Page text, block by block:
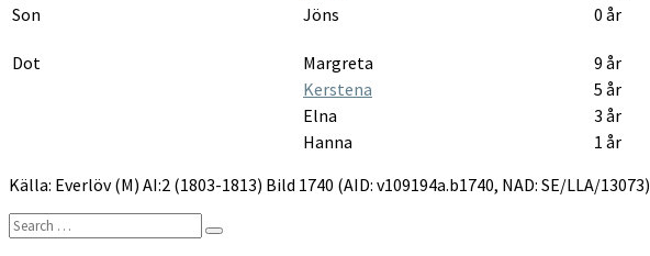
Son
Jöns 0 år
Dot
Margreta 9 år
Kerstena
5 år
Elna
3 år
Hanna
1 år
Källa: Everlöv (M) AI:2 (1803-1813) Bild 1740 (AID: v109194a.b1740, NAD: SE/LLA/13073)
Search
for:
Search